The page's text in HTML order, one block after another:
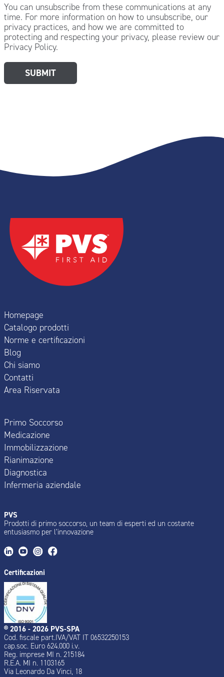
You can unsubscribe from these communications at any
time. For more information on how to unsubscribe, our
privacy practices, and how we are committed to
protecting and respecting your privacy, please review our
Privacy Policy.
Homepage
Catalogo prodotti
Norme e certificazioni
Blog
Chi siamo
Contatti
Area Riservata
Primo Soccorso
Medicazione
Immobilizzazione
Rianimazione
Diagnostica
Infermeria aziendale
PVS
Prodotti di primo soccorso, un team di esperti ed un costante
entusiasmo per l’innovazione
Certificazioni
® 2016 - 2026 PVS-SPA
Cod. fiscale part.IVA/VAT IT 06532250153
cap.soc. Euro 624.000 i.v.
Reg. imprese MI n. 215184
R.E.A. MI n. 1103165
Via Leonardo Da Vinci, 18